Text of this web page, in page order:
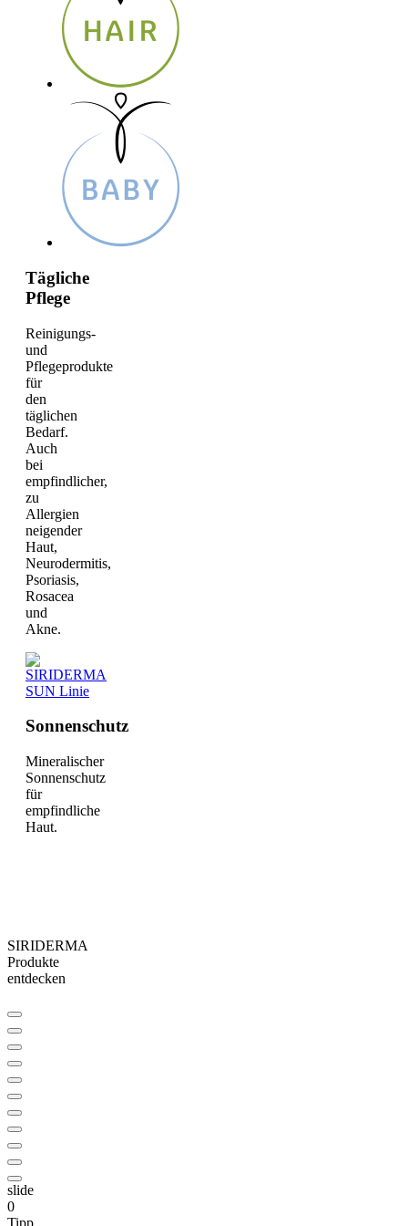
Tägliche
Pflege
Reinigungs-
und
Pflegeprodukte
für
den
täglichen
Bedarf.
Auch
bei
empfindlicher,
zu
Allergien
neigender
Haut,
Neurodermitis,
Psoriasis,
Rosacea
und
Akne.
Sonnenschutz
Mineralischer
Sonnenschutz
für
empfindliche
Haut.
SIRIDERMA
Produkte
entdecken
slide
0
Tipp